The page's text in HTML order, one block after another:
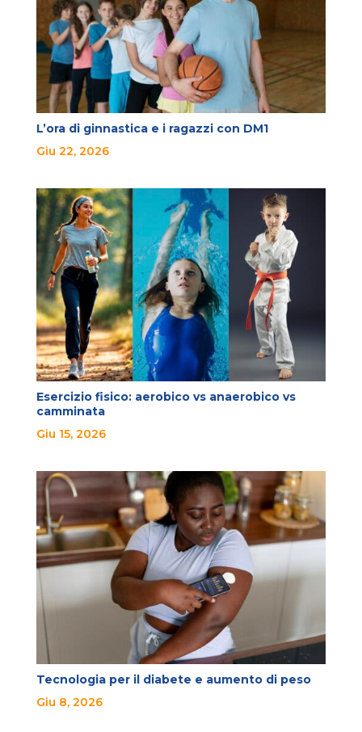
L’ora di ginnastica e i ragazzi con DM1
Giu 22, 2026
Esercizio fisico: aerobico vs anaerobico vs
camminata
Giu 15, 2026
Tecnologia per il diabete e aumento di peso
Giu 8, 2026